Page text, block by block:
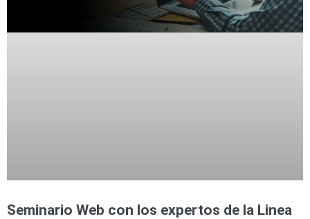
Seminario Web con los expertos de la Linea